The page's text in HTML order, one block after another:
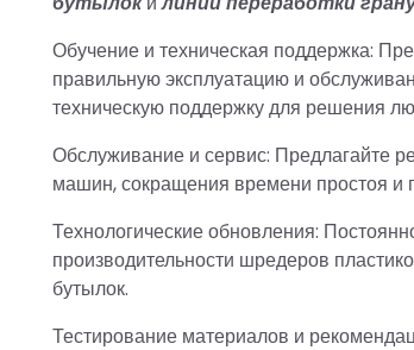
Обучение и техническая поддержка:
правильную эксплуатацию и
техническую поддержку для решения
Обслуживание и сервис: Предлагайте
машин, сокращения времени простоя и
Технологические обновления:
производительности шредеров
бутылок.
Тестирование материалов и